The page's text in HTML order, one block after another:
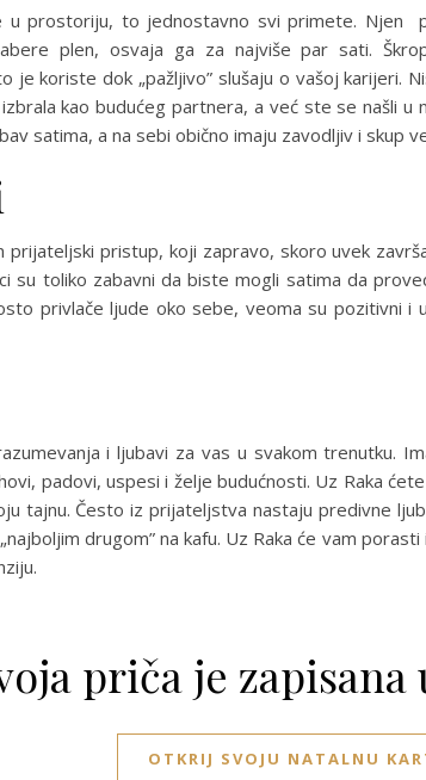
u prostoriju, to jednostavno svi primete. Njen
plen, osvaja ga za najviše par sati.
je koriste dok „pažljivo” slušaju o vašoj karijeri.
kao budućeg partnera, a već ste se našli
satima, a na sebi obično imaju zavodljiv i skup
prijateljski pristup, koji zapravo, skoro uvek
su toliko zabavni da biste mogli satima da
privlače ljude oko sebe, veoma su pozitivni i
i ljubavi za vas u svakom trenutku.
padovi, uspesi i želje budućnosti. Uz Raka
tajnu. Često iz prijateljstva nastaju predivne
drugom” na kafu. Uz Raka će vam
priča je zapisana
OTKRIJ SVOJU NATALNU